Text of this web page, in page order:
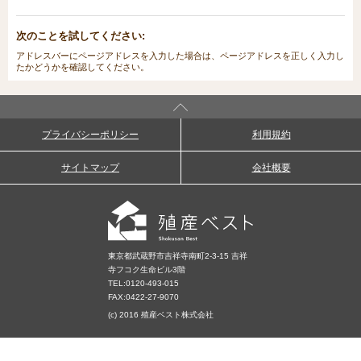
次のことを試してください:
アドレスバーにページアドレスを入力した場合は、ページアドレスを正しく入力し
たかどうかを確認してください。
プライバシーポリシー 利用規約
サイトマップ 会社概要
東京都武蔵野市吉祥寺南町2-3-15 吉祥
寺フコク生命ビル3階
TEL:0120-493-015
FAX:0422-27-9070
(c) 2016 殖産ベスト株式会社